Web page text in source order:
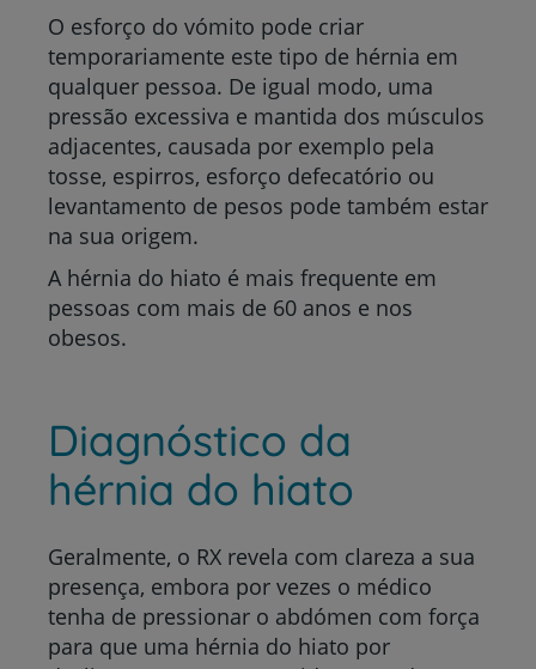
O esforço do vómito pode criar
temporariamente este tipo de hérnia em
qualquer pessoa. De igual modo, uma
pressão excessiva e mantida dos músculos
adjacentes, causada por exemplo pela
tosse, espirros, esforço defecatório ou
levantamento de pesos pode também estar
na sua origem.
A hérnia do hiato é mais frequente em
pessoas com mais de 60 anos e nos
obesos.
Diagnóstico da
hérnia do hiato
Geralmente, o RX revela com clareza a sua
presença, embora por vezes o médico
tenha de pressionar o abdómen com força
para que uma hérnia do hiato por